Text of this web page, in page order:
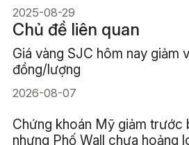
2025-08-29
Chủ đề liên quan
Giá vàng SJC hôm nay giảm
đồng/lượng
2026-08-07
Chứng khoán Mỹ giảm trước
nhưng Phố Wall chưa hoảng